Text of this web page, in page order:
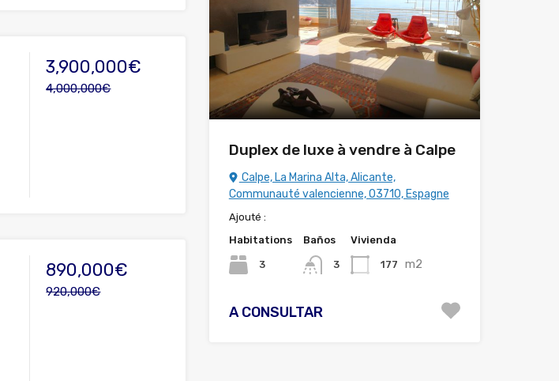
3,900,000€
4,000,000€
890,000€
920,000€
Duplex de luxe à vendre à Calpe
Calpe, La Marina Alta, Alicante,
Communauté valencienne, 03710, Espagne
Ajouté :
Habitations
3
Baños
3
Vivienda
177 m2
A CONSULTAR